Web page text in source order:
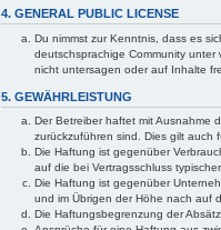
4. GENERAL PUBLIC LICENSE
Du nimmst zur Kenntnis, dass es
deutschsprachige Community
nicht untersagen oder auf Inhalte
5. GEWÄHRLEISTUNG
Der Betreiber haftet mit Ausnahme
zurückzuführen sind. Dies gilt auch
Die Haftung ist gegenüber
auf die bei Vertragsschluss
Die Haftung ist gegenüber
und im Übrigen der Höhe nach auf
Die Haftungsbegrenzung der